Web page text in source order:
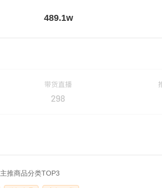
489.1w
主推商品分类TOP3